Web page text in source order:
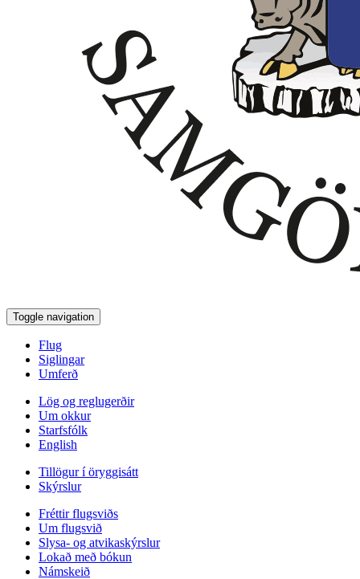
Toggle navigation
Flug
Siglingar
Umferð
Lög og reglugerðir
Um okkur
Starfsfólk
English
Tillögur í öryggisátt
Skýrslur
Fréttir flugsviðs
Um flugsvið
Slysa- og atvikaskýrslur
Lokað með bókun
Námskeið